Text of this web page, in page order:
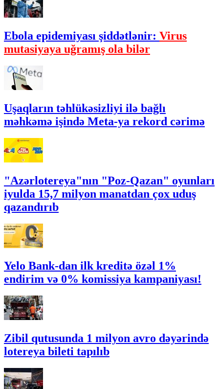
Ebola epidemiyası şiddətlənir: Virus
mutasiyaya uğramış ola bilər
Uşaqların təhlükəsizliyi ilə bağlı
məhkəmə işində Meta-ya rekord cərimə
"Azərlotereya"nın "Poz-Qazan" oyunları
iyulda 15,7 milyon manatdan çox uduş
qazandırıb
Yelo Bank-dan ilk kreditə özəl 1%
endirim və 0% komissiya kampaniyası!
Zibil qutusunda 1 milyon avro dəyərində
lotereya bileti tapılıb